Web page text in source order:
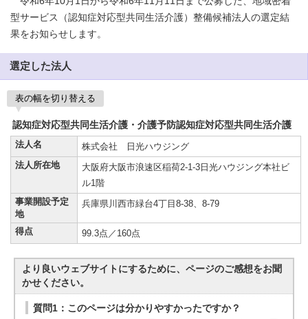
型サービス（認知症対応型共同生活介護）整備候補法人の選定結
果をお知らせします。
選定した法人
表の幅を切り替える
認知症対応型共同生活介護・介護予防認知症対応型共同生活介護
法人名
株式会社 日光ハウジング
法人所在地
大阪府大阪市浪速区稲荷2-1-3日光ハウジング本社ビ
ル1階
事業開設予定
地
兵庫県川西市緑台4丁目8-38、8-79
得点 99.3点／160点
より良いウェブサイトにするために、ページのご感想をお聞
かせください。
質問1：このページは分かりやすかったですか？